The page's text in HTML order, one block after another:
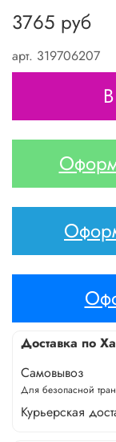
арт. 319706207
3765 руб
Доставка по
Самовывоз
Для безопасной
Курьерская